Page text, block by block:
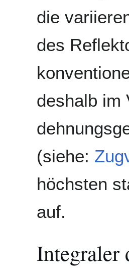
die
des
deshalb im
(siehe:
höchsten
auf.
Integraler